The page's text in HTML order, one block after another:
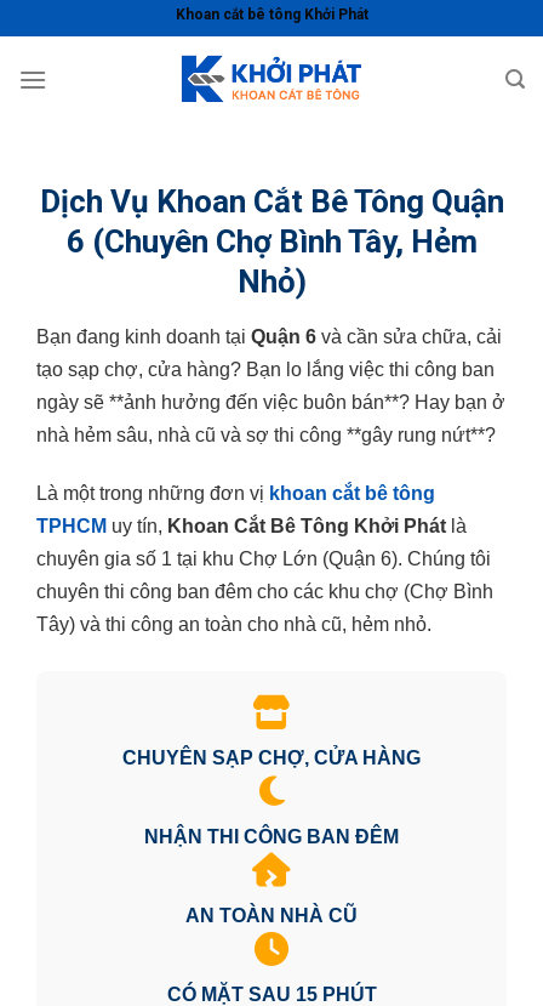
to
content
Khoan cắt bê tông Khởi Phát
Dịch Vụ Khoan Cắt Bê Tông Quận
6 (Chuyên Chợ Bình Tây, Hẻm
Nhỏ)
Bạn đang kinh doanh tại Quận 6 và cần sửa chữa, cải
tạo sạp chợ, cửa hàng? Bạn lo lắng việc thi công ban
ngày sẽ **ảnh hưởng đến việc buôn bán**? Hay bạn ở
nhà hẻm sâu, nhà cũ và sợ thi công **gây rung nứt**?
Là một trong những đơn vị khoan cắt bê tông
TPHCM uy tín, Khoan Cắt Bê Tông Khởi Phát là
chuyên gia số 1 tại khu Chợ Lớn (Quận 6). Chúng tôi
chuyên thi công ban đêm cho các khu chợ (Chợ Bình
Tây) và thi công an toàn cho nhà cũ, hẻm nhỏ.
CHUYÊN SẠP CHỢ, CỬA HÀNG
NHẬN THI CÔNG BAN ĐÊM
AN TOÀN NHÀ CŨ
CÓ MẶT SAU 15 PHÚT